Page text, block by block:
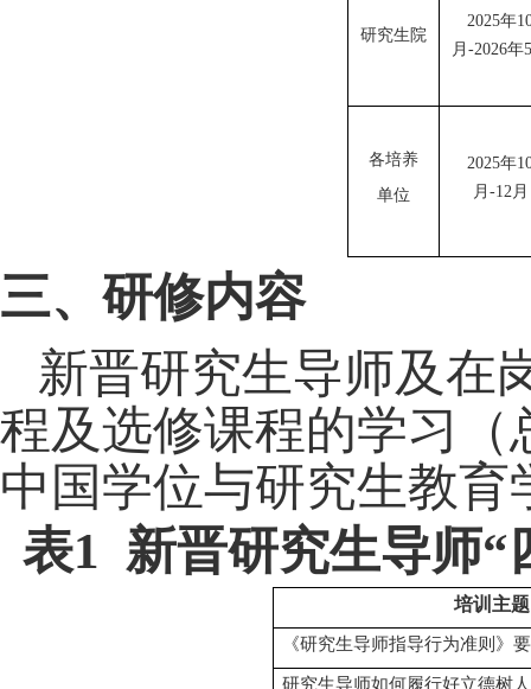
研究生院
2025年
月 -2026年5
各培养
单位
2025年
月 -12月
三、研修内容
新晋研究生导师及在
程及选修课程的学习（
中国学位与研究生教育
表1 新晋研究生导师“
培训主题
《研究生导师指导行为准则》
研究生导师如何履行好立德树